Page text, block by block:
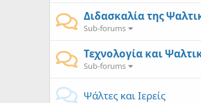
Διδασκαλία της
Sub-forums
Τεχνολογία και
Sub-forums
Ψάλτες και Ιερείς